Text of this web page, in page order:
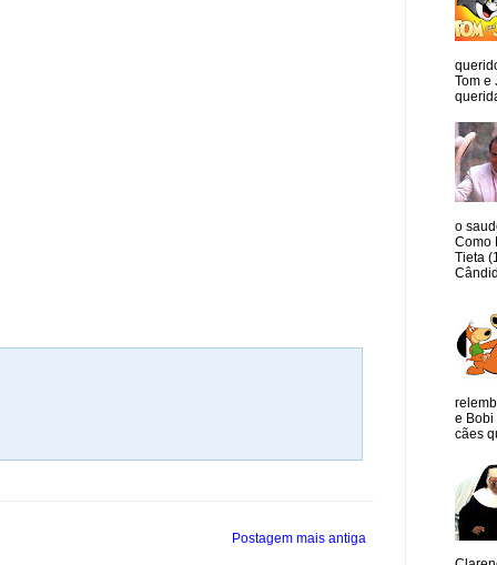
Postagem mais antiga
Tom e
o
Como
Tieta
e Bobi
cães